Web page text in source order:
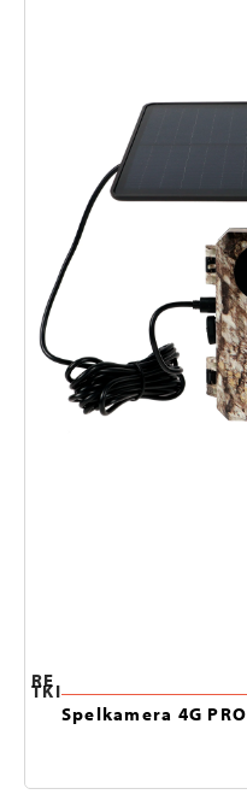
RE
TKI
Spelkamera 4G PRO